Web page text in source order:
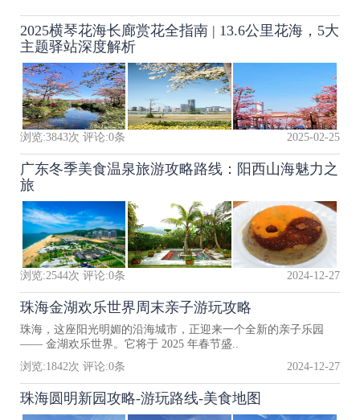
2025横琴花海长廊赏花全指南 | 13.6公里花海，5大
主题驿站深度解析
浏览:3843次 评论:0条 2025-02-25
广东冬季美食温泉旅游攻略路线：阳西山海魅力之
旅
浏览:2544次 评论:0条 2024-12-27
珠海金湖欢乐世界周末亲子游玩攻略
珠海，这座阳光明媚的沿海城市，正迎来一个全新的亲子乐园
—— 金湖欢乐世界。它将于 2025 年春节盛..
浏览:1842次 评论:0条 2024-12-27
珠海圆明新园攻略-游玩路线-美食地图